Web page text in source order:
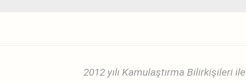
2012 yılı Kamulaştırma Bilirkişileri